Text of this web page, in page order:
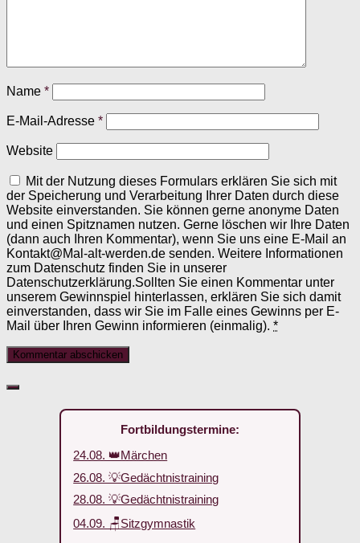
Name *
E-Mail-Adresse *
Website
Mit der Nutzung dieses Formulars erklären Sie sich mit
der Speicherung und Verarbeitung Ihrer Daten durch diese
Website einverstanden. Sie können gerne anonyme Daten
und einen Spitznamen nutzen. Gerne löschen wir Ihre Daten
(dann auch Ihren Kommentar), wenn Sie uns eine E-Mail an
Kontakt@Mal-alt-werden.de senden. Weitere Informationen
zum Datenschutz finden Sie in unserer
Datenschutzerklärung.Sollten Sie einen Kommentar unter
unserem Gewinnspiel hinterlassen, erklären Sie sich damit
einverstanden, dass wir Sie im Falle eines Gewinns per E-
Mail über Ihren Gewinn informieren (einmalig). *
Fortbildungstermine:
24.08. 👑Märchen
26.08. 💡Gedächtnistraining
28.08. 💡Gedächtnistraining
04.09. 🪑Sitzgymnastik